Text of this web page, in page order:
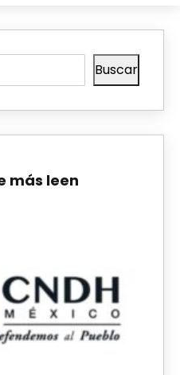
Buscar
más leen